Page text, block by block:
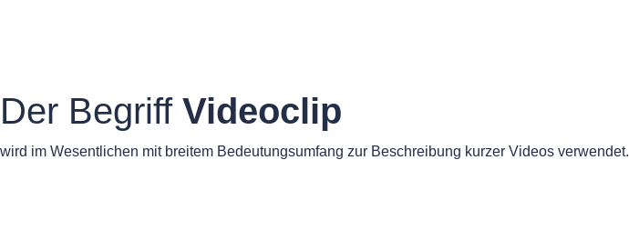
Der Begriff Videoclip
wird im Wesentlichen mit breitem Bedeutungsumfang zur Beschreibung kurzer Videos verwendet.